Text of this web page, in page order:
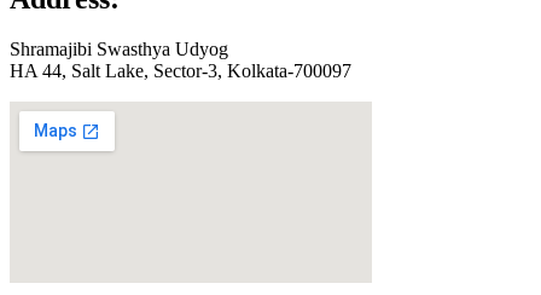
Shramajibi Swasthya Udyog
HA 44, Salt Lake, Sector-3, Kolkata-700097